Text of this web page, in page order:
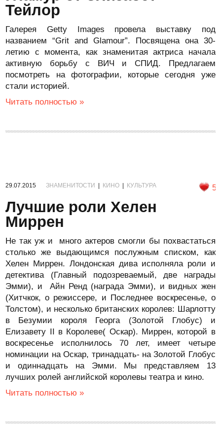
Тейлор
Галерея Getty Images провела выставку под
названием “Grit and Glamour”. Посвящена она 30-
летию с момента, как знаменитая актриса начала
активную борьбу с ВИЧ и СПИД. Предлагаем
посмотреть на фотографии, которые сегодня уже
стали историей.
Читать полностью »
29.07.2015 ЗНАМЕНИТОСТИ КИНО КУЛЬТУРА 5
Лучшие роли Хелен
Миррен
Не так уж и много актеров смогли бы похвастаться
столько же выдающимся послужным списком, как
Хелен Миррен. Лондонская дива исполняла роли и
детектива (Главный подозреваемый, две награды
Эмми), и Айн Ренд (награда Эмми), и видных жен
(Хитчкок, о режиссере, и Последнее воскресенье, о
Толстом), и несколько британских королев: Шарлотту
в Безумии короля Георга (Золотой Глобус) и
Елизавету II в Королеве( Оскар). Миррен, которой в
воскресенье исполнилось 70 лет, имеет четыре
номинации на Оскар, тринадцать- на Золотой Глобус
и одиннадцать на Эмми. Мы представляем 13
лучших ролей английской королевы театра и кино.
Читать полностью »